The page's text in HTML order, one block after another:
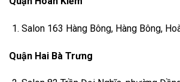
Salon 163 Hàng Bông, Hàng Bông,
Quận Hai Bà Trưng